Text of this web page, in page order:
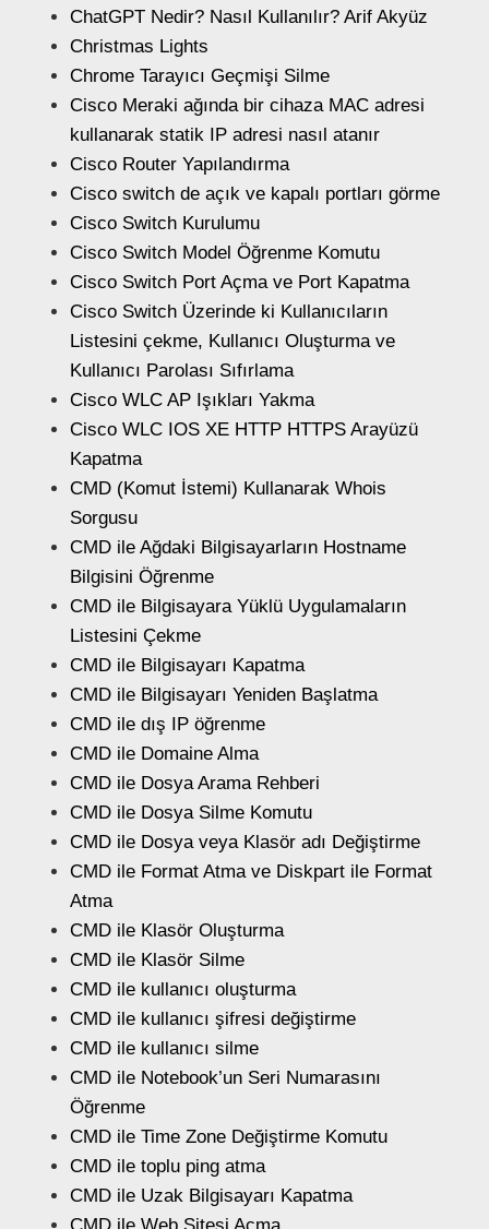
ChatGPT Nedir? Nasıl Kullanılır? Arif Akyüz
Christmas Lights
Chrome Tarayıcı Geçmişi Silme
Cisco Meraki ağında bir cihaza MAC adresi
kullanarak statik IP adresi nasıl atanır
Cisco Router Yapılandırma
Cisco switch de açık ve kapalı portları görme
Cisco Switch Kurulumu
Cisco Switch Model Öğrenme Komutu
Cisco Switch Port Açma ve Port Kapatma
Cisco Switch Üzerinde ki Kullanıcıların
Listesini çekme, Kullanıcı Oluşturma ve
Kullanıcı Parolası Sıfırlama
Cisco WLC AP Işıkları Yakma
Cisco WLC IOS XE HTTP HTTPS Arayüzü
Kapatma
CMD (Komut İstemi) Kullanarak Whois
Sorgusu
CMD ile Ağdaki Bilgisayarların Hostname
Bilgisini Öğrenme
CMD ile Bilgisayara Yüklü Uygulamaların
Listesini Çekme
CMD ile Bilgisayarı Kapatma
CMD ile Bilgisayarı Yeniden Başlatma
CMD ile dış IP öğrenme
CMD ile Domaine Alma
CMD ile Dosya Arama Rehberi
CMD ile Dosya Silme Komutu
CMD ile Dosya veya Klasör adı Değiştirme
CMD ile Format Atma ve Diskpart ile Format
Atma
CMD ile Klasör Oluşturma
CMD ile Klasör Silme
CMD ile kullanıcı oluşturma
CMD ile kullanıcı şifresi değiştirme
CMD ile kullanıcı silme
CMD ile Notebook’un Seri Numarasını
Öğrenme
CMD ile Time Zone Değiştirme Komutu
CMD ile toplu ping atma
CMD ile Uzak Bilgisayarı Kapatma